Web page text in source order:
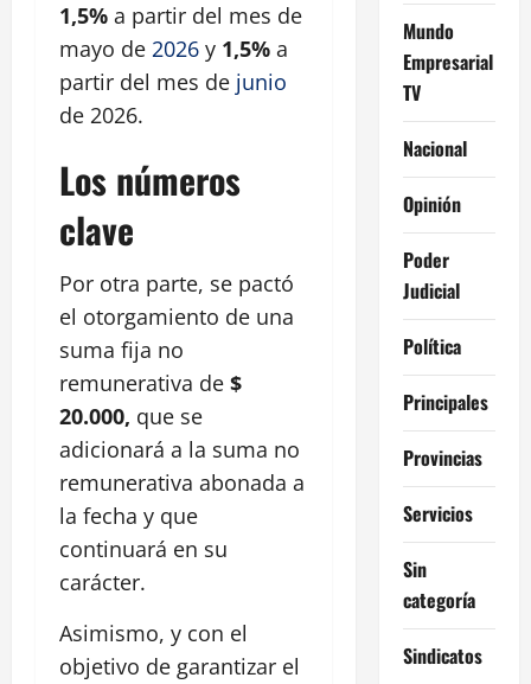
1,5% a partir del mes de
mayo de 2026 y 1,5% a
partir del mes de junio
de 2026.
Los números
clave
Por otra parte, se pactó
el otorgamiento de una
suma fija no
remunerativa de $
20.000, que se
adicionará a la suma no
remunerativa abonada a
la fecha y que
continuará en su
carácter.
Asimismo, y con el
objetivo de garantizar el
Mundo
Empresarial
TV
Nacional
Opinión
Poder
Judicial
Política
Principales
Provincias
Servicios
Sin
categoría
Sindicatos